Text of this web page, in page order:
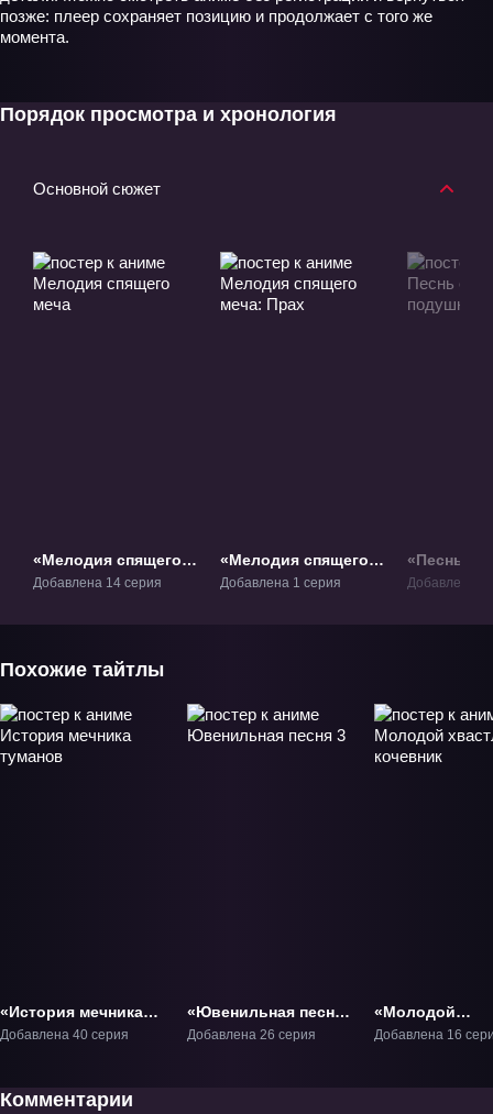
позже: плеер сохраняет позицию и продолжает с того же
момента.
Порядок просмотра и хронология
Основной сюжет
«Мелодия спящего
меча» ТВ-1
Добавлена 14 серия
«Мелодия спящего
меча: Прах»
Добавлена 1 серия
«Песнь о
подушкой
Добавлена
Похожие тайтлы
«История мечника
туманов» ТВ-1
Добавлена 40 серия
«Ювенильная песня
3» ТВ-3
Добавлена 26 серия
«Молодой
хвастливый
Добавлена 16
Комментарии